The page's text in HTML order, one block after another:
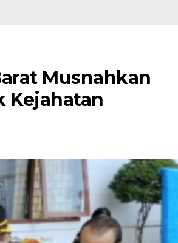
Musnahkan
Kejahatan